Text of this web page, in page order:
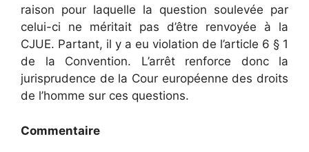
raison pour laquelle la question soulevée par
celui-ci ne méritait pas d’être renvoyée à la
CJUE. Partant, il y a eu violation de l’article 6 § 1
de la Convention. L’arrêt renforce donc la
jurisprudence de la Cour européenne des droits
de l’homme sur ces questions.
Commentaire